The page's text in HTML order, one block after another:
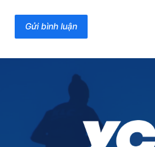
Kí sự HCMC Marathon
khát
21K với vợ
Kí sự VnExpress
Bỗng dưng muốn… ị!
Kí sự VnExpress
– Chạy là phụ, ăn nhậu
Kí sự Hanoi